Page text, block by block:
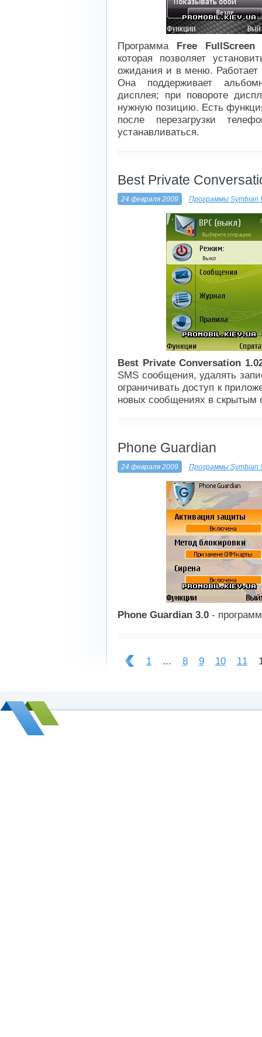
Программа Free FullScreen
которая позволяет
ожидания и в меню.
Она поддерживает
дисплея; при повороте
нужную позицию. Есть
после перезагрузки
устанавливаться.
Best Private
24 февраля 2009 Программы Symbian
Best Private Conversation
SMS сообщения, удалять
ограничивать доступ к
новых сообщениях в скрытым
Phone Guardian
24 февраля 2009 Программы Symbian
Phone Guardian 3.0 -
1 ... 8 9 10 11